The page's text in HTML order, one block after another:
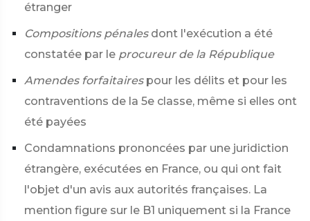
étranger
Compositions pénales dont l'exécution a été
constatée par le procureur de la République
Amendes forfaitaires pour les délits et pour les
contraventions de la 5e classe, même si elles ont
été payées
Condamnations prononcées par une juridiction
étrangère, exécutées en France, ou qui ont fait
l'objet d'un avis aux autorités françaises. La
mention figure sur le B1 uniquement si la France